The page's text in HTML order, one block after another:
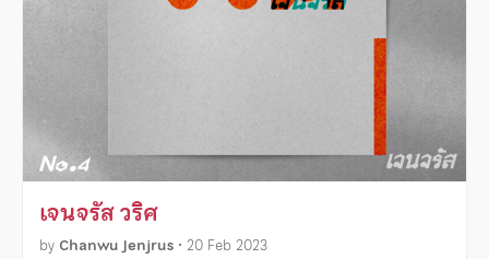
เจนจรัส วริศ
by Chanwu Jenjrus • 20 Feb 2023